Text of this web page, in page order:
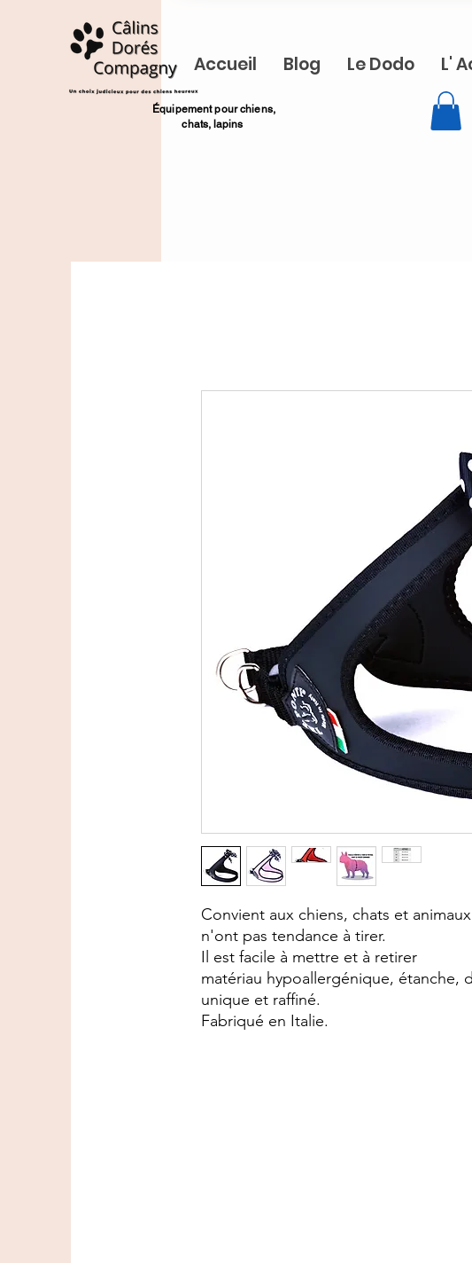
Accueil Blog Le Dodo L'
​Équipement pour chiens,
chats, lapins
Convient aux chiens, chats et
n'ont pas tendance à tirer.
Il est facile à mettre et à retirer
matériau hypoallergénique, étanche,
unique et raffiné.
Fabriqué en Italie.